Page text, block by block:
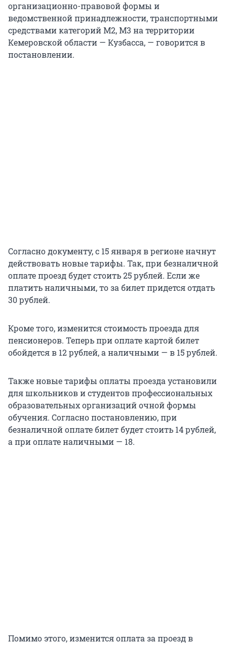
организационно-правовой формы и
ведомственной принадлежности, транспортными
средствами категорий М2, М3 на территории
Кемеровской области — Кузбасса, — говорится в
постановлении.
Согласно документу, с 15 января в регионе начнут
действовать новые тарифы. Так, при безналичной
оплате проезд будет стоить 25 рублей. Если же
платить наличными, то за билет придется отдать
30 рублей.
Кроме того, изменится стоимость проезда для
пенсионеров. Теперь при оплате картой билет
обойдется в 12 рублей, а наличными — в 15 рублей.
Также новые тарифы оплаты проезда установили
для школьников и студентов профессиональных
образовательных организаций очной формы
обучения. Согласно постановлению, при
безналичной оплате билет будет стоить 14 рублей,
а при оплате наличными — 18.
Помимо этого, изменится оплата за проезд в